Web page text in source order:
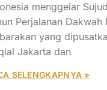
menggelar
Perjalanan
yang
Jakarta dan
SELENGKAPNYA »